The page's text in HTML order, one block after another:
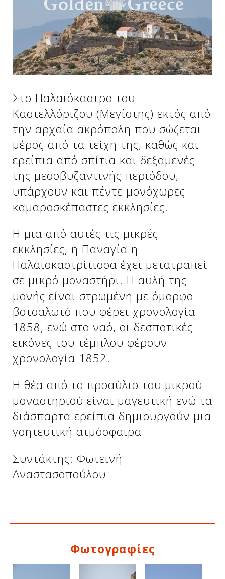
Δείτε μας:
Δείτε μας:
Δείτε μας:
Δείτε μας:
Δείτε μας:
Δείτε μας:
Δείτε μας:
Δείτε μας:
Δείτε μας:
Δείτε μας:
Δείτε μας:
Δείτε μας:
Δείτε μας:
Στο Παλαιόκαστρο του
Καστελλόριζου (Μεγίστης) εκτός από
την αρχαία ακρόπολη που σώζεται
μέρος από τα τείχη της, καθώς και
ερείπια από σπίτια και δεξαμενές
της μεσοβυζαντινής περιόδου,
υπάρχουν και πέντε μονόχωρες
καμαροσκέπαστες εκκλησίες.
Η μια από αυτές τις μικρές
εκκλησίες, η Παναγία η
Παλαιοκαστρίτισσα έχει μετατραπεί
σε μικρό μοναστήρι. Η αυλή της
μονής είναι στρωμένη με όμορφο
βοτσαλωτό που φέρει χρονολογία
1858, ενώ στο ναό, οι δεσποτικές
εικόνες του τέμπλου φέρουν
χρονολογία 1852.
Η θέα από το προαύλιο του μικρού
μοναστηριού είναι μαγευτική ενώ τα
διάσπαρτα ερείπια δημιουργούν μια
γοητευτική ατμόσφαιρα
Συντάκτης: Φωτεινή
Αναστασοπούλου
Φωτογραφίες